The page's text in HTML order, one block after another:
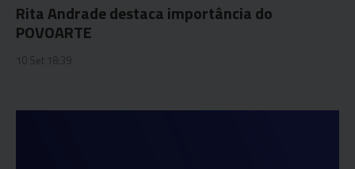
Rita Andrade destaca importância do
POVOARTE
10 Set 18:39